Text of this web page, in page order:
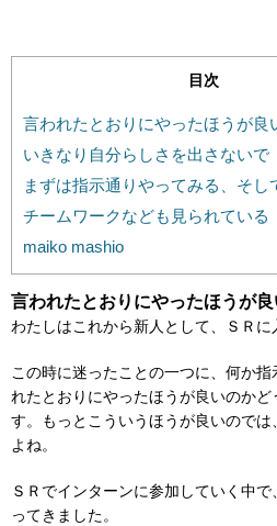
目次
言われたとおりにやったほうが良
いきなり自分らしさを出さないで
まずは指示通りやってみる、そし
チームワークなども見られている
maiko mashio
言われたとおりにやったほうが
わたしはこれから新人として、ＳＲに
この時に迷ったことの一つに、何か指
れたとおりにやったほうが良いのかど
す。もっとこういうほうが良いのでは、
よね。
ＳＲでインターンに参加していく中で、
ってきました。